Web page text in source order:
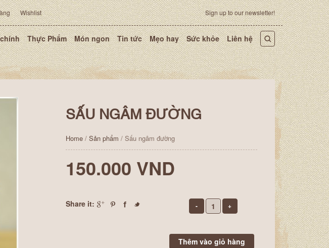
Wishlist Sign up to our newsletter!
Thực Phẩm Món ngon Tin tức Mẹo hay Sức khỏe Liên hệ
SẤU NGÂM ĐƯỜNG
Home /Sản phẩm / Sấu ngâm đường
150.000 VND
Share it: